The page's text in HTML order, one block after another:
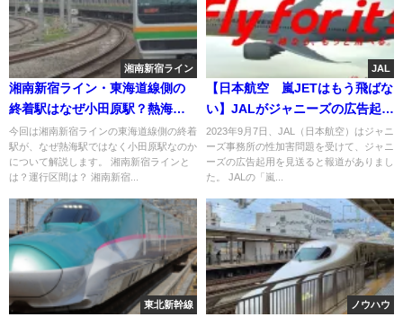
湘南新宿ライン
湘南新宿ライン・東海道線側の
終着駅はなぜ小田原駅？熱海駅
まで行かない理由は？
今回は湘南新宿ラインの東海道線側の終着
駅が、なぜ熱海駅ではなく小田原駅なのか
について解説します。 湘南新宿ラインと
は？運行区間は？ 湘南新宿...
JAL
【日本航空 嵐JETはもう飛ばな
い】JALがジャニーズの広告起用
見送りへ
2023年9月7日、JAL（日本航空）はジャニ
ーズ事務所の性加害問題を受けて、ジャニ
ーズの広告起用を見送ると報道がありまし
た。 JALの「嵐...
東北新幹線 ノウハウ